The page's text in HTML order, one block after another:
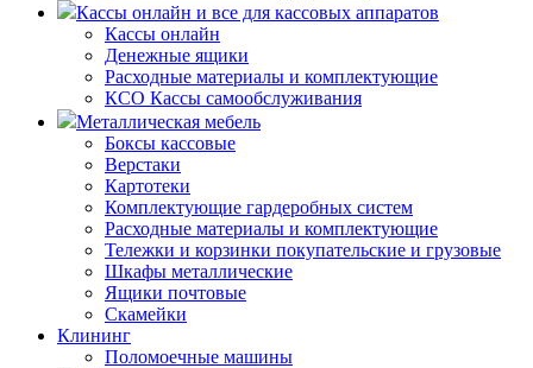
Кассы онлайн и все для кассовых аппаратов
Кассы онлайн
Денежные ящики
Расходные материалы и комплектующие
КСО Кассы самообслуживания
Металлическая мебель
Боксы кассовые
Верстаки
Картотеки
Комплектующие гардеробных систем
Расходные материалы и комплектующие
Тележки и корзинки покупательские и грузовые
Шкафы металлические
Ящики почтовые
Скамейки
Клининг
Поломоечные машины